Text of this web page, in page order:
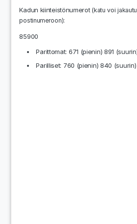
Kadun kiinteistönumerot(katu voi
postinumeroon):
85900
Parittomat: 671 (pienin) 891
Parilliset: 760 (pienin) 840 (suurin)